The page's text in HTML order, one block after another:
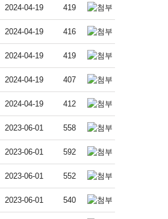
2024-04-19 419
2024-04-19 416
2024-04-19 419
2024-04-19 407
2024-04-19 412
2023-06-01 558
2023-06-01 592
2023-06-01 552
2023-06-01 540